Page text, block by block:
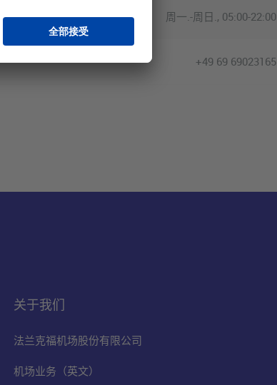
周一.-周日., 05:00-22:00
+49 69 69023165
关于我们
法兰克福机场股份有限公司
机场业务（英文）